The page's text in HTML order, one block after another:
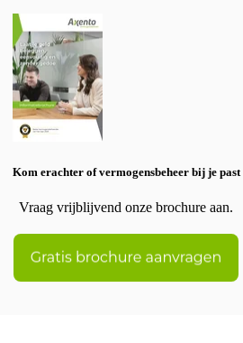
Kom erachter of vermogensbeheer bij je past
Vraag vrijblijvend onze brochure aan.